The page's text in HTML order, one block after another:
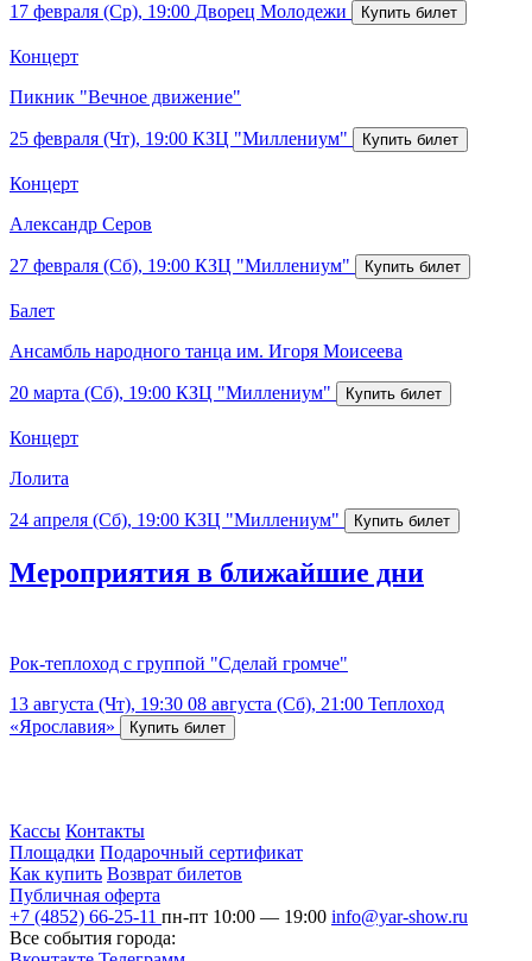
17 февраля (Ср), 19:00 Дворец Молодежи
Концерт
Пикник "Вечное движение"
25 февраля (Чт), 19:00 КЗЦ "Миллениум"
Концерт
Александр Серов
27 февраля (Сб), 19:00 КЗЦ "Миллениум"
Балет
Ансамбль народного танца им. Игоря Моисеева
20 марта (Сб), 19:00 КЗЦ "Миллениум"
Концерт
Лолита
24 апреля (Сб), 19:00 КЗЦ "Миллениум"
Мероприятия в ближайшие дни
Рок-теплоход с группой "Сделай громче"
13 августа (Чт), 19:30 08 августа (Сб), 21:00 Теплоход
«Ярославия»
Кассы Контакты
Площадки Подарочный сертификат
Как купить Возврат билетов
Публичная оферта
+7 (4852) 66-25-11 пн-пт 10:00 — 19:00 info@yar-show.ru
Все события города: